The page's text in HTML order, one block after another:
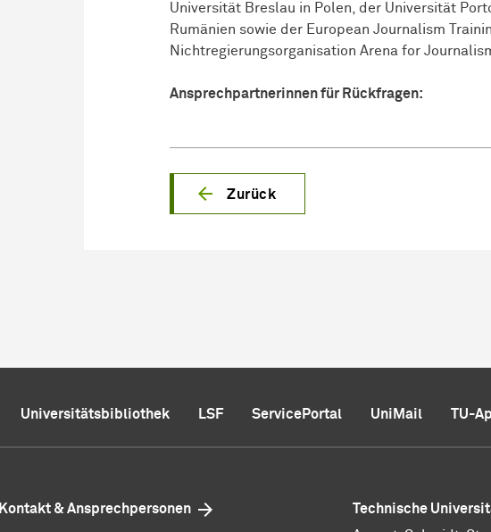
Universität Breslau in Polen, der Universität
Rumänien sowie der European Journalism
Nichtregierungsorganisation Arena for
Ansprechpartnerinnen für Rückfragen:
Zurück
Universitätsbibliothek LSF ServicePortal UniMail TU-
Kontakt & Ansprechpersonen
Technische